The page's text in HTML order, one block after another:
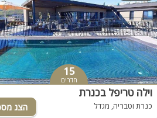
15
חדרים
וילה טריפל בכנרת
כנרת וטבריה, מגדל